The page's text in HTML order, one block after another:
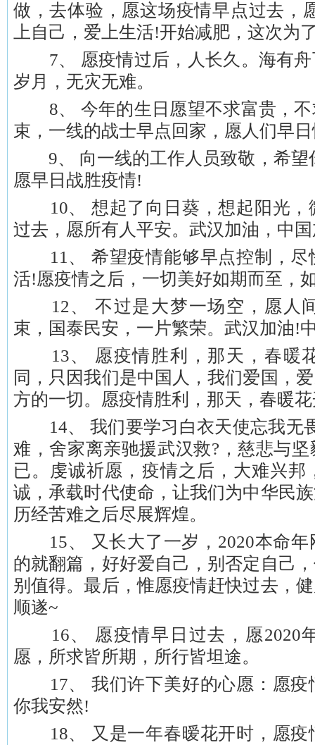
做，去体验，愿这场疫情早点过去，
上自己，爱上生活!开始减肥，这次为
7、 愿疫情过后，人长久。海有舟
岁月，无灾无难。
8、 今年的生日愿望不求富贵，不
束，一线的战士早点回家，愿人们早
9、 向一线的工作人员致敬，希望
愿早日战胜疫情!
10、 想起了向日葵，想起阳光，
过去，愿所有人平安。武汉加油，中
11、 希望疫情能够早点控制，尽
活!愿疫情之后，一切美好如期而至，
12、 不过是大梦一场空，愿人
束，国泰民安，一片繁荣。武汉加油!
13、 愿疫情胜利，那天，春暖
同，只因我们是中国人，我们爱国，
方的一切。愿疫情胜利，那天，春暖
14、 我们要学习白衣天使忘我无
难，舍家离亲驰援武汉救?，慈悲与
已。虔诚祈愿，疫情之后，大难兴邦
诚，承载时代使命，让我们为中华民
历经苦难之后尽展辉煌。
15、 又长大了一岁，2020本命年
的就翻篇，好好爱自己，别否定自己
别值得。最后，惟愿疫情赶快过去，
顺遂~
16、 愿疫情早日过去，愿2020
愿，所求皆所期，所行皆坦途。
17、 我们许下美好的心愿：愿疫
你我安然!
18、 又是一年春暧花开时，愿疫